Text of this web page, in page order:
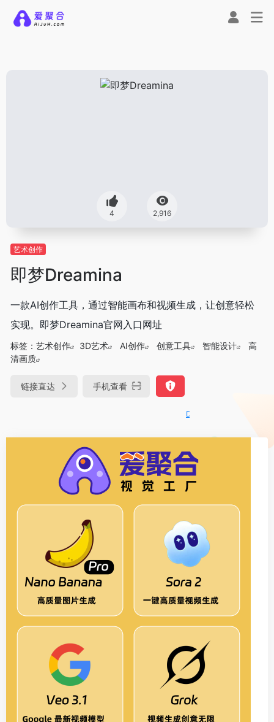
4 2,916
艺术创作
即梦Dreamina
一款AI创作工具，通过智能画布和视频生成，让创意轻松
实现。即梦Dreamina官网入口网址
标签： 艺术创作 3D艺术 AI创作 创意工具 智能设计
高
清画质
链接直达 手机查看
DeepSeek-R1、V3满血版免费